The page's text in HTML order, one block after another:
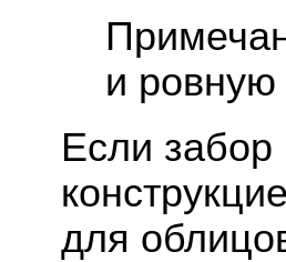
и ровную
Если
для